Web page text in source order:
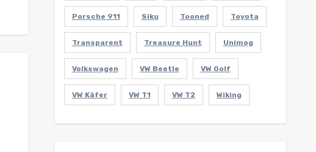
Porsche 911 Siku Tooned Toyota
Transparent Treasure Hunt Unimog
Volkswagen VW Beetle VW Golf
VW Käfer VW T1 VW T2 Wiking